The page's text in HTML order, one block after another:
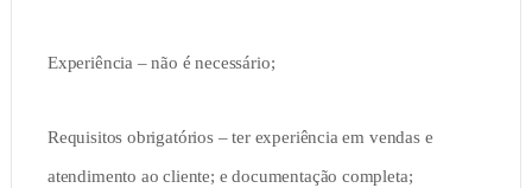
Experiência – não é necessário;
Requisitos obrigatórios – ter experiência em vendas e
atendimento ao cliente; e documentação completa;